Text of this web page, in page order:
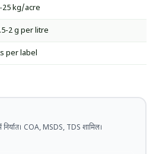
25 kg/acre
2 g per litre
per label
COA, MSDS, TDS शामिल।